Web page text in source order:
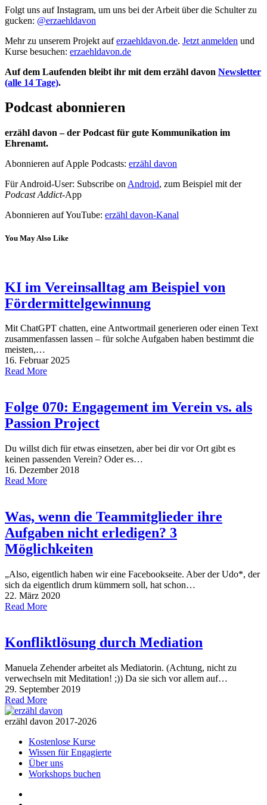
Folgt uns auf Instagram, um uns bei der Arbeit über die Schulter zu
gucken: @erzaehldavon
Mehr zu unserem Projekt auferzaehldavon.de. Jetzt anmelden und
Kurse besuchen: erzaehldavon.de
Auf dem Laufenden bleibt ihr mit dem erzähl davon Newsletter
(alle 14 Tage).
Podcast abonnieren
erzähl davon – der Podcast für gute Kommunikation im
Ehrenamt.
Abonnieren auf Apple Podcasts: erzähl davon
Für Android-User: Subscribe on Android, zum Beispiel mit der
Podcast Addict-App
Abonnieren auf YouTube: erzähl davon-Kanal
You May Also Like
KI im Vereinsalltag am Beispiel von
Fördermittelgewinnung
Mit ChatGPT chatten, eine Antwortmail generieren oder einen Text
zusammenfassen lassen – für solche Aufgaben haben bestimmt die
meisten,…
16. Februar 2025
Read More
Folge 070: Engagement im Verein vs. als
Passion Project
Du willst dich für etwas einsetzen, aber bei dir vor Ort gibt es
keinen passenden Verein? Oder es…
16. Dezember 2018
Read More
Was, wenn die Teammitglieder ihre
Aufgaben nicht erledigen? 3
Möglichkeiten
„Also, eigentlich haben wir eine Facebookseite. Aber der Udo*, der
sich da eigentlich drum kümmern soll, hat schon…
22. März 2020
Read More
Konfliktlösung durch Mediation
Manuela Zehender arbeitet als Mediatorin. (Achtung, nicht zu
verwechseln mit Meditation! ;)) Da sie sich vor allem auf…
29. September 2019
Read More
erzähl davon 2017-2026
Kostenlose Kurse
Wissen für Engagierte
Über uns
Workshops buchen